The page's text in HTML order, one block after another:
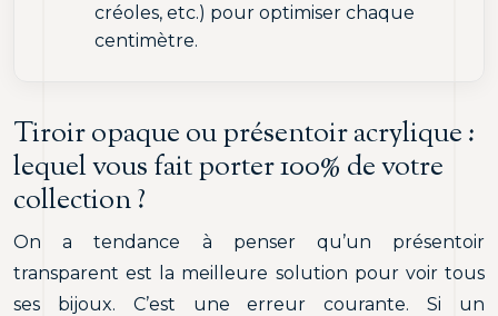
créoles, etc.) pour optimiser chaque
centimètre.
Tiroir opaque ou présentoir acrylique :
lequel vous fait porter 100% de votre
collection ?
On a tendance à penser qu’un présentoir
transparent est la meilleure solution pour voir tous
ses bijoux. C’est une erreur courante. Si un